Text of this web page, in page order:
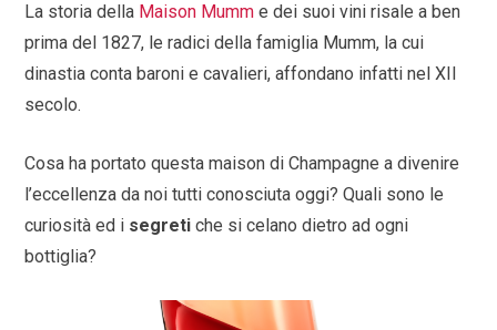
La storia della Maison Mumm e dei suoi vini risale a ben
prima del 1827, le radici della famiglia Mumm, la cui
dinastia conta baroni e cavalieri, affondano infatti nel XII
secolo.
Cosa ha portato questa maison di Champagne a divenire
l’eccellenza da noi tutti conosciuta oggi? Quali sono le
curiosità ed i segreti che si celano dietro ad ogni
bottiglia?